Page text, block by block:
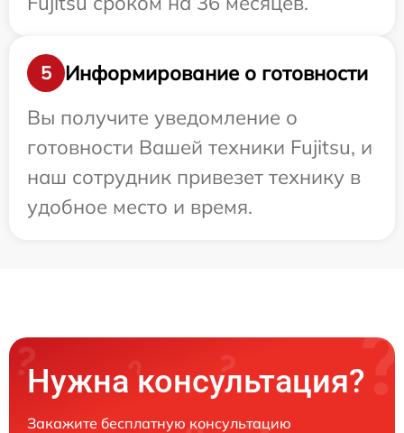
5
Информирование о готовности
Вы получите уведомление о
готовности Вашей техники Fujitsu, и
наш сотрудник привезет технику в
удобное место и время.
Нужна консультация?
Закажите бесплатную консультацию